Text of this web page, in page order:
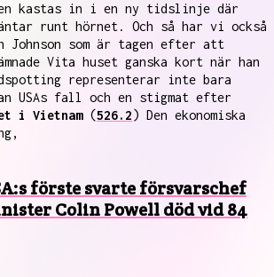
kastas in i en ny tidslinje där
runt hörnet. Och så har vi också
Johnson som är tagen efter att
Vita huset ganska kort när han
representerar inte bara
USAs fall och en stigmat efter
i Vietnam(526.2) Den ekonomiska
förste svarte försvarschef
Colin Powell död vid 84